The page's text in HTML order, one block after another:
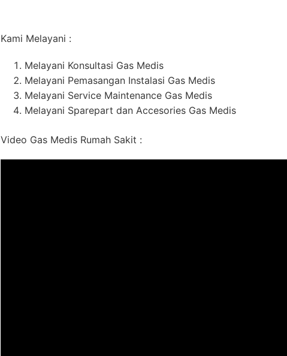
Kami Melayani :
Melayani Konsultasi Gas Medis
Melayani Pemasangan Instalasi Gas Medis
Melayani Service Maintenance Gas Medis
Melayani Sparepart dan Accesories Gas Medis
Video Gas Medis Rumah Sakit :